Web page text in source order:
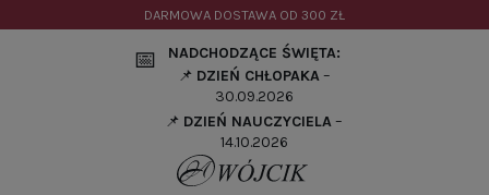
DARMOWA DOSTAWA OD300 ZŁ
📅
NADCHODZĄCE ŚWIĘTA:
📌 DZIEŃ CHŁOPAKA–
30.09.2026
📌 DZIEŃ NAUCZYCIELA–
14.10.2026